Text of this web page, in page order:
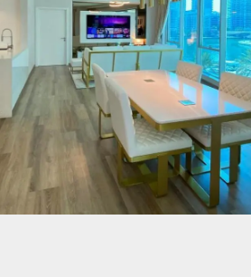
Квартира 708 447 $
Beauport Tower
Beauport Tower, Marina Promenade,
Dubai Marina, Dubai
96 м²